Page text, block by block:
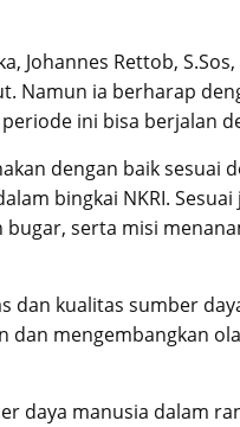
Johannes Rettob,
Namun ia berharap
ini bisa berjalan
dengan baik sesuai
bingkai NKRI.
serta misi
dan kualitas sumber
dan mengembangkan
daya manusia dalam